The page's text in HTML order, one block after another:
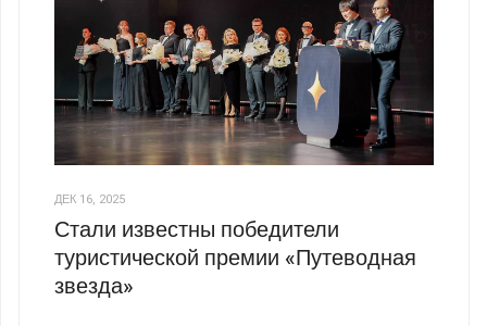
ДЕК 16, 2025
Стали известны победители
туристической премии «Путеводная
звезда»